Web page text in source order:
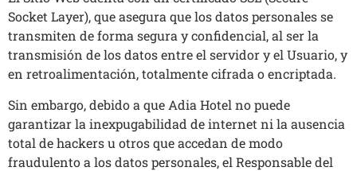
Socket Layer), que asegura que los datos personales se
transmiten de forma segura y confidencial, al ser la
transmisión de los datos entre el servidor y el Usuario, y
en retroalimentación, totalmente cifrada o encriptada.
Sin embargo, debido a que Adia Hotel no puede
garantizar la inexpugabilidad de internet ni la ausencia
total de hackers u otros que accedan de modo
fraudulento a los datos personales, el Responsable del